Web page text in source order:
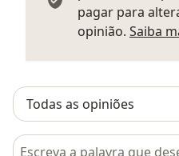
pagar para
opinião. Saiba
Pesquisar em opiniões